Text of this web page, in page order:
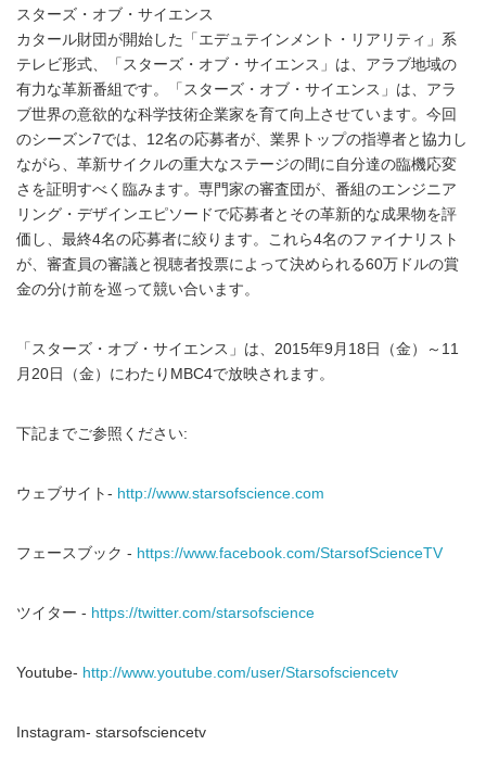
スターズ・オブ・サイエンス
カタール財団が開始した「エデュテインメント・リアリティ」系
テレビ形式、「スターズ・オブ・サイエンス」は、アラブ地域の
有力な革新番組です。「スターズ・オブ・サイエンス」は、アラ
ブ世界の意欲的な科学技術企業家を育て向上させています。今回
のシーズン7では、12名の応募者が、業界トップの指導者と協力し
ながら、革新サイクルの重大なステージの間に自分達の臨機応変
さを証明すべく臨みます。専門家の審査団が、番組のエンジニア
リング・デザインエピソードで応募者とその革新的な成果物を評
価し、最終4名の応募者に絞ります。これら4名のファイナリスト
が、審査員の審議と視聴者投票によって決められる60万ドルの賞
金の分け前を巡って競い合います。
「スターズ・オブ・サイエンス」は、2015年9月18日（金）～11
月20日（金）にわたりMBC4で放映されます。
下記までご参照ください:
ウェブサイト- http://www.starsofscience.com
フェースブック - https://www.facebook.com/StarsofScienceTV
ツイター - https://twitter.com/starsofscience
Youtube- http://www.youtube.com/user/Starsofsciencetv
Instagram- starsofsciencetv